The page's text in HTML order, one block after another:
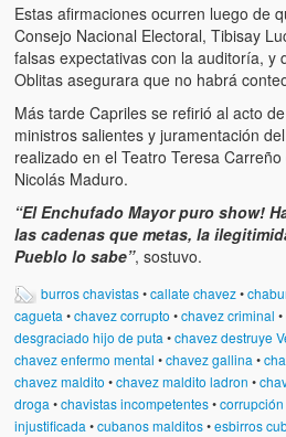
Puente Llaguno, Miraflores… ¿y
Radio Emisoras y canales de
de Chávez hasta el 2009
Victimas del 11 de abril de 2002
Víctimas del régimen dictatorial
poder hasta el 31 de diciembre de
Víctimas inocentes de la violencia
1992
¡¡¡Miserable traidor, mira a tu
your country!!!)
Fotos
Versos
Estas afirmaciones ocurren luego de
Consejo Nacional Electoral, Tibisay
falsas expectativas con la auditoría, y
Oblitas asegurara que no habrá
Más tarde Capriles se refirió al acto
ministros salientes y juramentación
realizado en el Teatro Teresa
Nicolás Maduro.
“El Enchufado Mayor puro show!
las cadenas que metas, la
Pueblo lo sabe”, sostuvo.
burros chavistas•callate chavez•
cagueta•chavez corrupto •chavez criminal •
desgraciado hijo de puta•chavez destruye
chavez enfermo mental •chavez gallina•
chavez maldito •chavez maldito ladron •
droga•chavistas incompetentes•
injustificada•cubanos malditos•esbirros